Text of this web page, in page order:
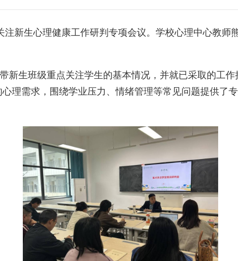
注新生心理健康工作研判专项会议。学校心理中心教师
新生班级重点关注学生的基本情况，并就已采取的工
理需求，围绕学业压力、情绪管理等常见问题提供了